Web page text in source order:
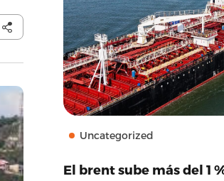
Uncategorized
El brent sube más del 1